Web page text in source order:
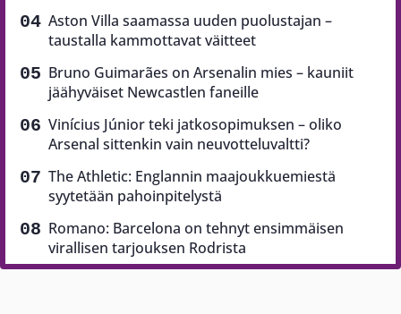
Aston Villa saamassa uuden puolustajan –
taustalla kammottavat väitteet
Bruno Guimarães on Arsenalin mies – kauniit
jäähyväiset Newcastlen faneille
Vinícius Júnior teki jatkosopimuksen – oliko
Arsenal sittenkin vain neuvotteluvaltti?
The Athletic: Englannin maajoukkuemiestä
syytetään pahoinpitelystä
Romano: Barcelona on tehnyt ensimmäisen
virallisen tarjouksen Rodrista